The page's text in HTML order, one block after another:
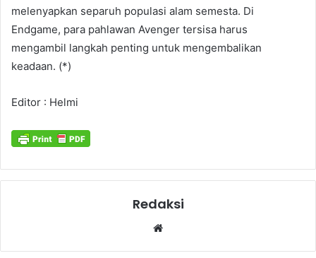
melenyapkan separuh populasi alam semesta. Di
Endgame, para pahlawan Avenger tersisa harus
mengambil langkah penting untuk mengembalikan
keadaan. (*)
Editor : Helmi
Redaksi